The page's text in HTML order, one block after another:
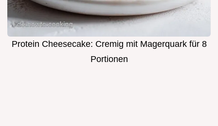
Protein Cheesecake: Cremig mit Magerquark für 8
Portionen